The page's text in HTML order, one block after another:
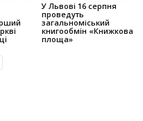
У Львові 16 серпня
проведуть
загальноміський
книгообмін «Книжкова
площа»